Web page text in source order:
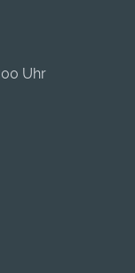
Str. 84, 65232
Uhr